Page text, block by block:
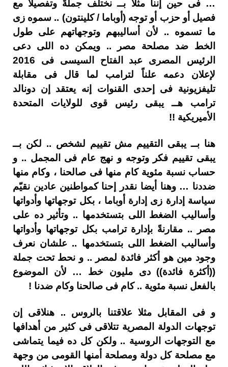
… فى حين إننا مثلا بــ نختلف جملةً وتفصيلا مع
فصيل أو حزب أو توجه (أوباما / كلينتون) .. سموه زى
ما تسموه .. لأن أساليبهم وتوجهاتهم على طول
الخط ضد مصلحة مصر .. ويمكن ده اللى دعى
الرئيس المصرى عبد الفتاح السيسى فى 2016
لإعلان دعمه علناً لترامب لما قال فى مقابلة
تليفزيونية فى إحدى القنوات إنه يعتقد إن دونالد
ترامب هــ يبقى رئيس قوى للولايات المتحدة
الأميريكية !!
هنا بــ يبقى التقييم مش تقييم لشخص .. لكن بــ
يبقى تقييم فكر وتوجه و نهج عام فى المجمل .. و
حساب نسبة مئوية كام منها فى صالحنا ، وكام منها
ضددنا … وهنا أيضا نقدر إحنا كمواطنين عادين نقيّم
سياسة إدارة زى إدارة أوباما ، بكل توجهاتها وأدواتها
وأساليب الضغط اللى بتستخدمها .. وتأثير ده على
مصر .. مقارنةً بإدارة ترامب بكل توجهاتها وأدواتها
وأساليب الضغط اللى بتستخدمها .. علشان نعرف
وجود مين هو أكثر فائدة لمصر .. و نحط تحت جملة
((أكثرة فائدة)) دى مليون خط … لأن الموضوع
بالفعل نسبة مئوية .. كام فى صالحنا وكام ضدنا !
و فى المقابل مثلا علاقتنا بالروس .. هنلاقى إن
توجهات الدولة المصرية تتلاقى فى كثير من أهدافها
مع التوجهات الروسية .. ولكن كل ده فيما يتماشى
مع مصلحة كل دولة ومصلحة أمنها القومى من وجهة